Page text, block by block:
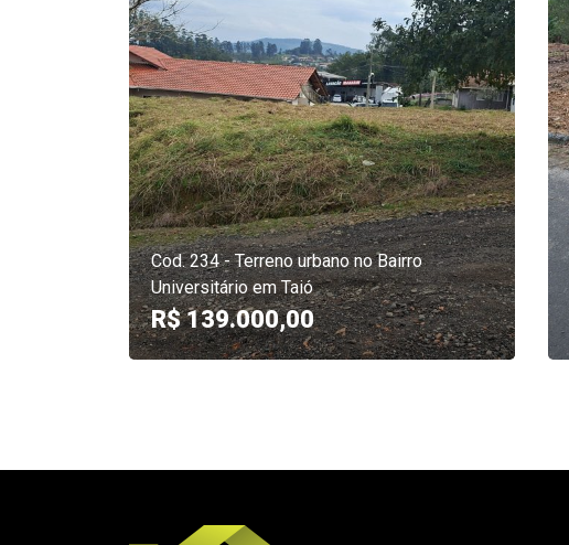
Cod. 234 - Terreno urbano no Bairro
Universitário em Taió
R$ 139.000,00